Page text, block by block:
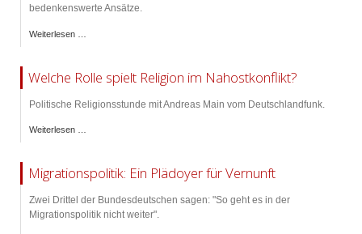
bedenkenswerte Ansätze.
Weiterlesen …
Welche Rolle spielt Religion im Nahostkonflikt?
Politische Religionsstunde mit Andreas Main vom Deutschlandfunk.
Weiterlesen …
Migrationspolitik: Ein Plädoyer für Vernunft
Zwei Drittel der Bundesdeutschen sagen: "So geht es in der
Migrationspolitik nicht weiter".